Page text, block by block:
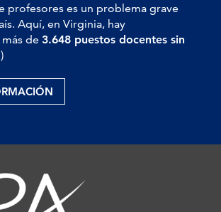
profesores es un problema grave
Aquí, en Virginia, hay
de 3.648 puestos docentes sin